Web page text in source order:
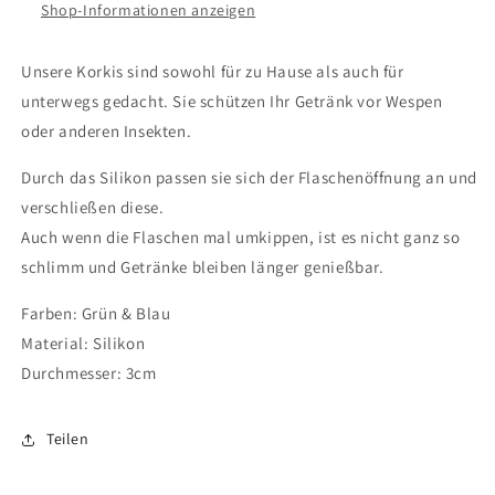
Shop-Informationen anzeigen
Unsere Korkis sind sowohl für zu Hause als auch für
unterwegs gedacht. Sie schützen Ihr Getränk vor Wespen
oder anderen Insekten.
Durch das Silikon passen sie sich der Flaschenöffnung an und
verschließen diese.
Auch wenn die Flaschen mal umkippen, ist es nicht ganz so
schlimm und Getränke bleiben länger genießbar.
Farben: Grün & Blau
Material: Silikon
Durchmesser: 3cm
Teilen